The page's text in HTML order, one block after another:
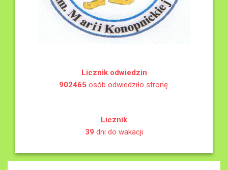
Licznik odwiedzin
902465 osób odwiedziło stronę.
Licznik
39 dni do wakacji